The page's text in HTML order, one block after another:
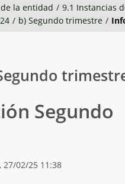
la entidad / 9.1 Instancias
/ b) Segundo trimestre /
Segundo
27/02/25 11:38